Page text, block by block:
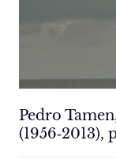
Pedro
(1956‑2013),